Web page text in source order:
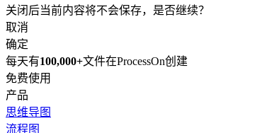
关闭后当前内容将不会保存，是否继续？
取消
确定
每天有100,000+文件在ProcessOn创建
免费使用
产品
思维导图
流程图